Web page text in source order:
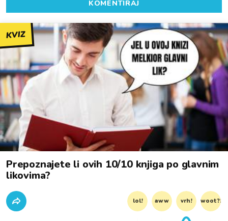
KOMENTIRAJ
KVIZ
Prepoznajete li ovih 10/10 knjiga po glavnim
likovima?
lol! aww vrh! woot?!